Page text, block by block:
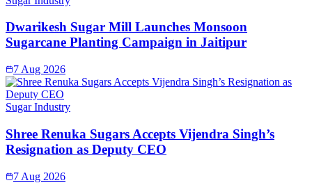
Dwarikesh Sugar Mill Launches Monsoon
Sugarcane Planting Campaign in Jaitipur
7 Aug 2026
Sugar Industry
Shree Renuka Sugars Accepts Vijendra Singh’s
Resignation as Deputy CEO
7 Aug 2026